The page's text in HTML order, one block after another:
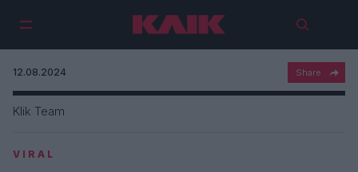
12.08.2024
VIRAL
Klik Team